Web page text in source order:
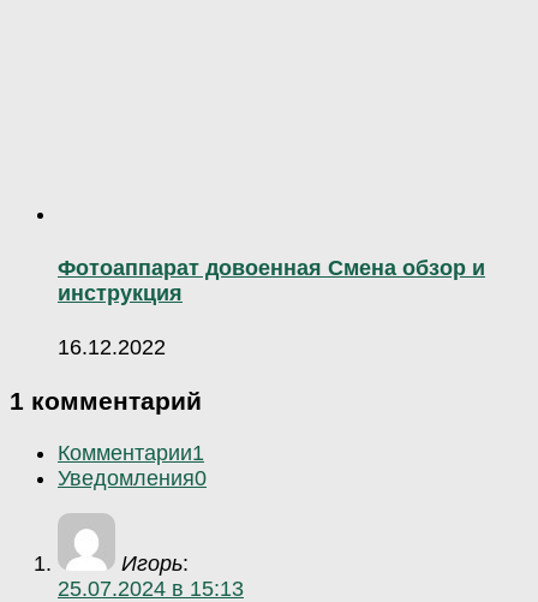
Фотоаппарат довоенная Смена обзор и
инструкция
16.12.2022
1 комментарий
Комментарии1
Уведомления0
Игорь:
25.07.2024 в 15:13